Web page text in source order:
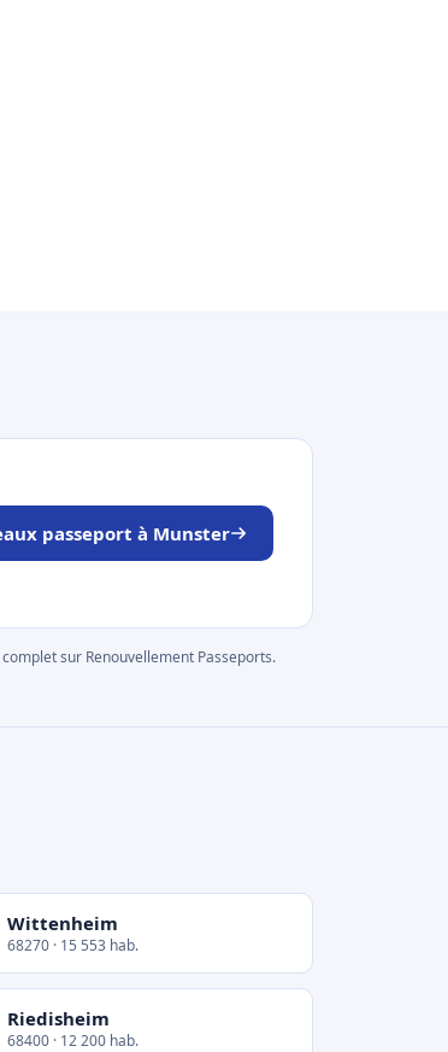
passeport à Munster
sur Renouvellement Passeports.
Wittenheim
68270 · 15 553 hab.
Riedisheim
68400 · 12 200 hab.